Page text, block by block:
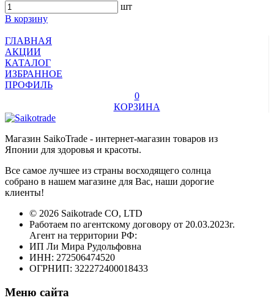
шт
В корзину
ГЛАВНАЯ
АКЦИИ
КАТАЛОГ
ИЗБРАННОЕ
ПРОФИЛЬ
0
КОРЗИНА
Магазин SaikoTrade - интернет-магазин товаров из
Японии для здоровья и красоты.
Все самое лучшее из страны восходящего солнца
собрано в нашем магазине для Вас, наши дорогие
клиенты!
© 2026 Saikotrade CO, LTD
Работаем по агентскому договору от 20.03.2023г.
Агент на территории РФ:
ИП Ли Мира Рудольфовна
ИНН: 272506474520
ОГРНИП: 322272400018433
Меню сайта